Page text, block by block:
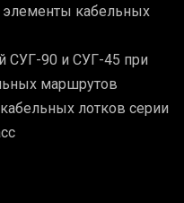
элементы кабельных
СУГ-90 и СУГ-45 при
маршрутов
лотков серии